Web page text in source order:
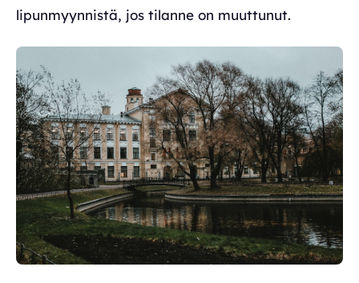
lipunmyynnistä, jos tilanne on muuttunut.